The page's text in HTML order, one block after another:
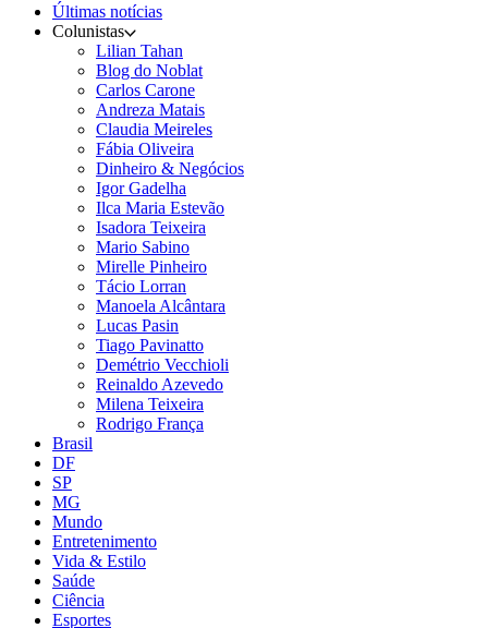
Últimas notícias
Colunistas
Lilian Tahan
Blog do Noblat
Carlos Carone
Andreza Matais
Claudia Meireles
Fábia Oliveira
Dinheiro & Negócios
Igor Gadelha
Ilca Maria Estevão
Isadora Teixeira
Mario Sabino
Mirelle Pinheiro
Tácio Lorran
Manoela Alcântara
Lucas Pasin
Tiago Pavinatto
Demétrio Vecchioli
Reinaldo Azevedo
Milena Teixeira
Rodrigo França
Brasil
DF
SP
MG
Mundo
Entretenimento
Vida & Estilo
Saúde
Ciência
Esportes